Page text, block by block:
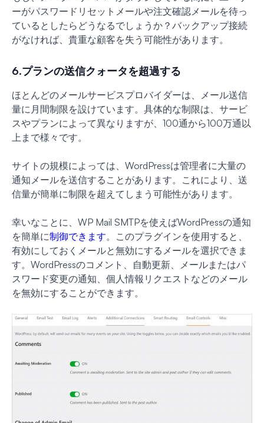
ーがパスワードリセットメールや注文確認メールを待っ
ているとしたらどうなるでしょうか？バックアップ接続
がなければ、貴重な顧客を失う可能性があります。
6.プランの送信クォータを超過する
ほとんどのメールサービスプロバイダーは、メール送信
量に月間制限を設けています。具体的な制限は、サービ
スやプランによって異なりますが、100通から100万通以
上まで様々です。
サイトの規模によっては、WordPressは管理者に大量の
通知メールを送信することがあります。これにより、送
信量が簡単に制限を超えてしまう可能性があります。
幸いなことに、WP Mail SMTPを使えばWordPressの通知
を簡単に制御できます。このプラグインを使用すると、
有効にしておくメールと無効にするメールを選択できま
す。WordPressのコメント、自動更新、メールまたはパ
スワード変更の通知、個人情報リクエストなどのメール
を無効にすることができます。